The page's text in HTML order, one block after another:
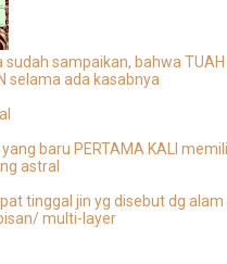
sudah sampaikan, bahwa TUAH
selama ada kasabnya
yang baru PERTAMA KALI
astral
tinggal jin yg disebut dg
multi-layer